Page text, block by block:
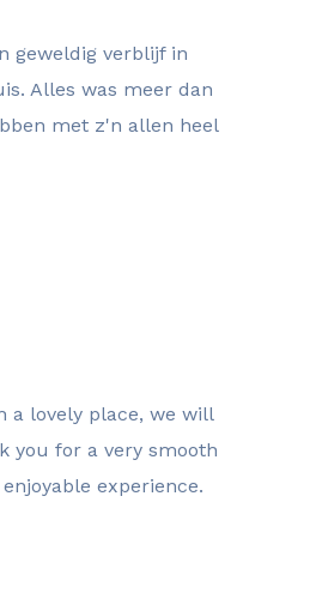
geweldig verblijf in
Alles was meer dan
met z'n allen heel
a lovely place, we will
you for a very smooth
experience.